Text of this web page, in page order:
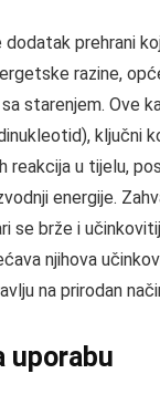
prehrani
razine,
starenjem. Ove
ključni
reakcija u tijelu,
energije.
se brže i
njihova
na prirodan
uporabu